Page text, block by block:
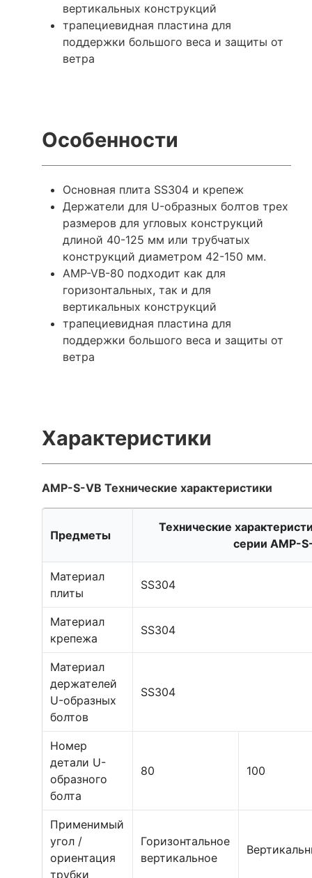
вертикальных конструкций
трапециевидная пластина для
поддержки большого веса и защиты от
ветра
Особенности
Основная плита SS304 и крепеж
Держатели для U-образных болтов трех
размеров для угловых конструкций
длиной 40-125 мм или трубчатых
конструкций диаметром 42-150 мм.
AMP-VB-80 подходит как для
горизонтальных, так и для
вертикальных конструкций
трапециевидная пластина для
поддержки большого веса и защиты от
ветра
Характеристики
AMP-S-VB Технические характеристики
Предметы
Технические
серии AMP-
Материал
плиты
SS304
Материал
крепежа
SS304
Материал
держателей
U-образных
болтов
SS304
Номер
детали U-
образного
болта
80 100
Применимый
угол /
ориентация
трубки
Горизонтальное
вертикальное